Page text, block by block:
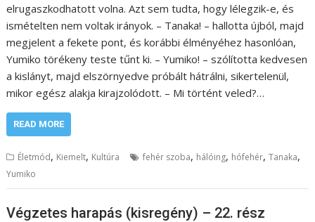
elrugaszkodhatott volna. Azt sem tudta, hogy lélegzik-e, és
ismételten nem voltak irányok. – Tanaka! – hallotta újból, majd
megjelent a fekete pont, és korábbi élményéhez hasonlóan,
Yumiko törékeny teste tűnt ki. – Yumiko! – szólította kedvesen
a kislányt, majd elszörnyedve próbált hátrálni, sikertelenül,
mikor egész alakja kirajzolódott. – Mi történt veled?…
READ MORE
Életmód, Kiemelt, Kultúra fehér szoba, hálóing, hófehér,Tanaka,
Yumiko
Végzetes harapás (kisregény) – 22. rész